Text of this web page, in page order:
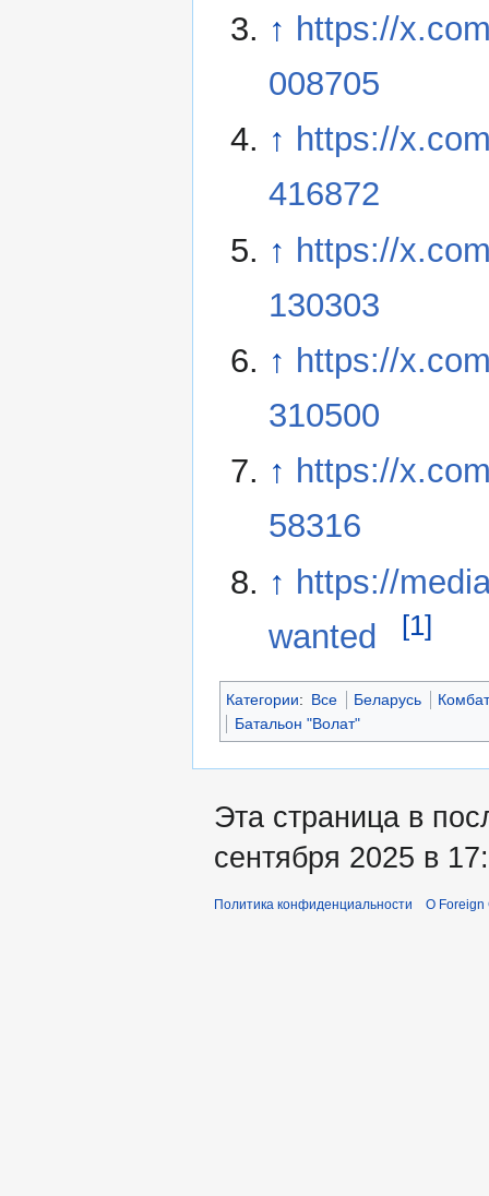
↑ https://
008705
↑ https://
416872
↑ https://
130303
↑ https://
310500
↑ https://
58316
↑ https://
wanted
[1]
Категории: Все Беларусь
Батальон "Волат"
Эта страница в
сентября 2025 в
Политика конфиденциальности О Foreign